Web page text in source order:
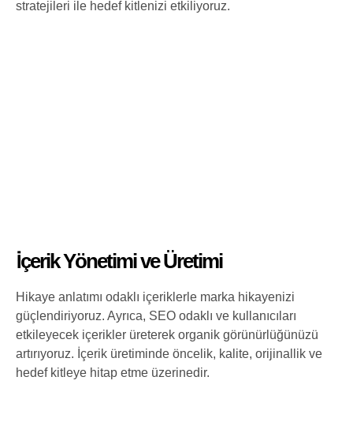
stratejileri ile hedef kitlenizi etkiliyoruz.
İçerik Yönetimi ve Üretimi
Hikaye anlatımı odaklı içeriklerle marka hikayenizi
güçlendiriyoruz. Ayrıca, SEO odaklı ve kullanıcıları
etkileyecek içerikler üreterek organik görünürlüğünüzü
artırıyoruz. İçerik üretiminde öncelik, kalite, orijinallik ve
hedef kitleye hitap etme üzerinedir.